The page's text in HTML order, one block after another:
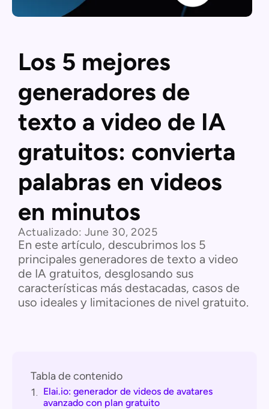
Los 5 mejores
generadores de
texto a video de IA
gratuitos: convierta
palabras en videos
en minutos
Actualizado: June 30, 2025
En este artículo, descubrimos los 5
principales generadores de texto a video
de IA gratuitos, desglosando sus
características más destacadas, casos de
uso ideales y limitaciones de nivel gratuito.
Tabla de contenido
1. Elai.io: generador de videos de avatares
avanzado con plan gratuito